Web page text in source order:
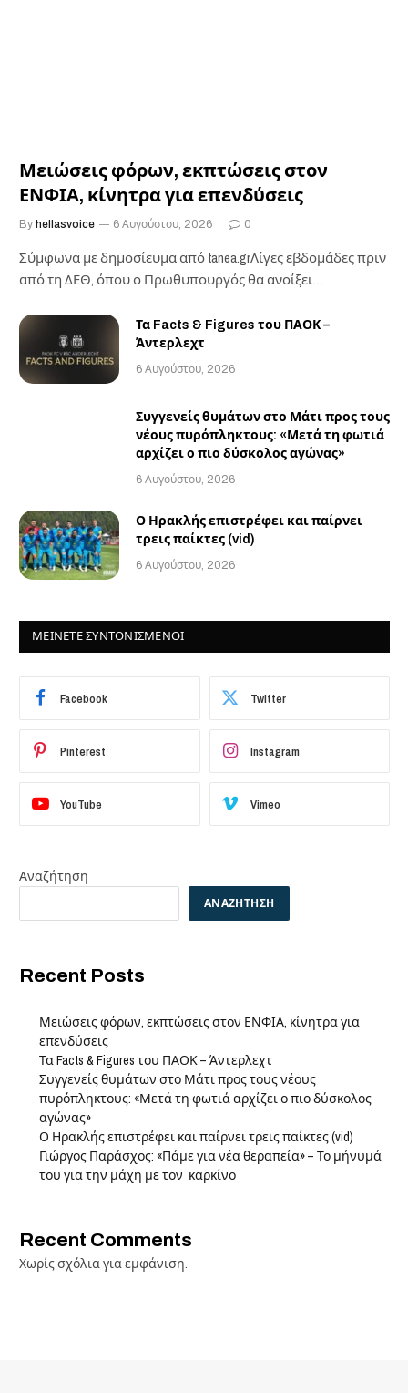
Μειώσεις φόρων, εκπτώσεις στον
ΕΝΦΙΑ, κίνητρα για επενδύσεις
By hellasvoice 6 Αυγούστου, 2026 0
Σύμφωνα με δημοσίευμα από tanea.grΛίγες εβδομάδες πριν
από τη ΔΕΘ, όπου ο Πρωθυπουργός θα ανοίξει…
Τα Facts & Figures του ΠΑΟΚ –
Άντερλεχτ
6 Αυγούστου, 2026
Συγγενείς θυμάτων στο Μάτι προς τους
νέους πυρόπληκτους: «Μετά τη φωτιά
αρχίζει ο πιο δύσκολος αγώνας»
6 Αυγούστου, 2026
Ο Ηρακλής επιστρέφει και παίρνει
τρεις παίκτες (vid)
6 Αυγούστου, 2026
ΜΕΙΝΕΤΕ ΣΥΝΤΟΝΙΣΜΕΝΟΙ
Facebook Twitter
Pinterest Instagram
YouTube Vimeo
Αναζήτηση
ΑΝΑΖΉΤΗΣΗ
Recent Posts
Μειώσεις φόρων, εκπτώσεις στον ΕΝΦΙΑ, κίνητρα για
επενδύσεις
Τα Facts & Figures του ΠΑΟΚ – Άντερλεχτ
Συγγενείς θυμάτων στο Μάτι προς τους νέους
πυρόπληκτους: «Μετά τη φωτιά αρχίζει ο πιο δύσκολος
αγώνας»
Ο Ηρακλής επιστρέφει και παίρνει τρεις παίκτες (vid)
Γιώργος Παράσχος: «Πάμε για νέα θεραπεία» – Το μήνυμά
του για την μάχη με τον καρκίνο
Recent Comments
Χωρίς σχόλια για εμφάνιση.